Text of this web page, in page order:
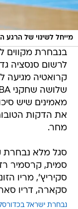
מייחל לשינוי של הרגע
בנבחרת מקווים
לרשום סנסציה
קרואטיה מגיעה
מאמינים שיש
את הדקות
מחר.
סגל מלא נבחרת
סמית, קרסמיר
סקיריץ', מריו
סקארה, דריו
נבחרת ישראל